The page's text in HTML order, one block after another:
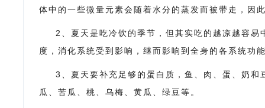
体中的一些微量元素会随着水分的蒸发而被带走，因
2、夏天是吃冷饮的季节，但其实吃的越凉越容
度，消化系统受到影响，继而影响到全身的各系统功
3、夏天要补充足够的蛋白质，鱼、肉、蛋、奶
瓜、苦瓜、桃、乌梅、黄瓜、绿豆等。